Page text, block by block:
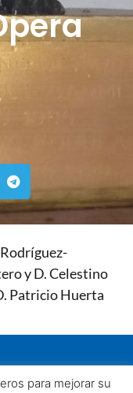
y D. Celestino
Patricio Huerta
para mejorar su